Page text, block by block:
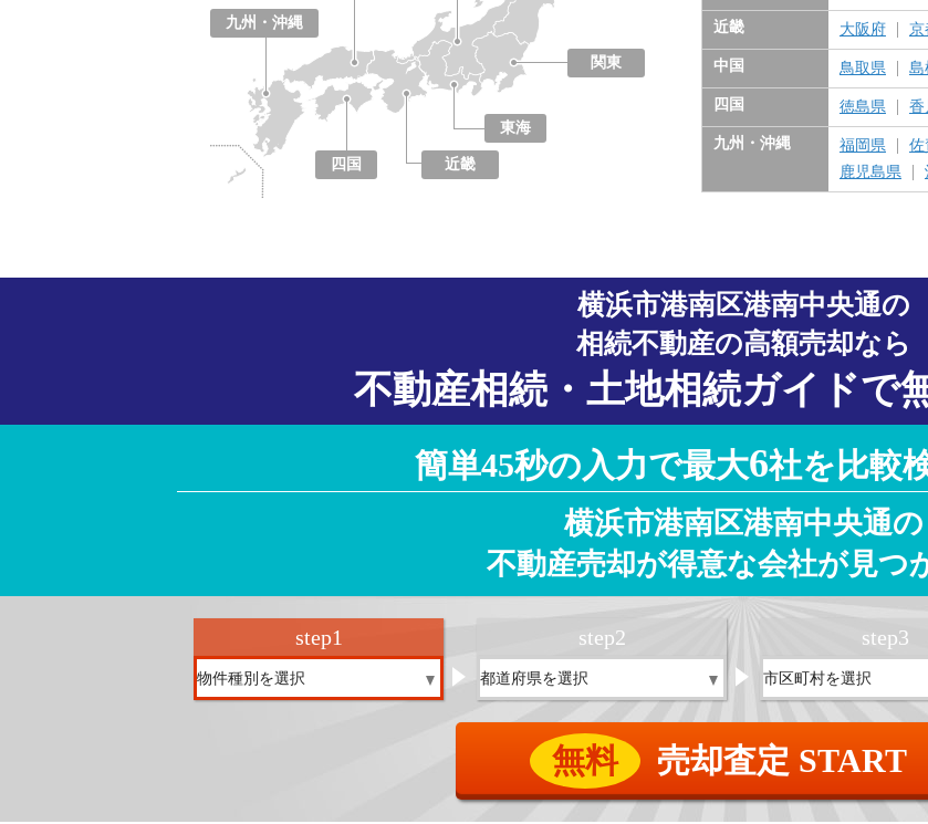
関東
東海
愛知県
岐阜県
三重県
静岡県
近畿
四国
九州・沖縄
近畿 大阪府 京
中国 鳥取県 島
四国 徳島県 香
九州・沖縄 福岡県 佐
鹿児島県
横浜市港南区港南中央通の
相続不動産の高額売却なら
不動産相続・土地相続ガイドで
簡単45秒の入力で最大6社を比較
横浜市港南区港南中央通の
不動産売却が得意な会社が見つ
step1 step2 step3
無料 売却査定 START